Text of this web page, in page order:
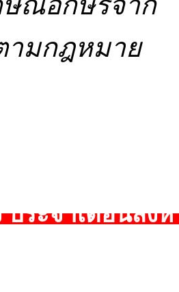
ามกฎหมาย
ประจำเดือนสิง